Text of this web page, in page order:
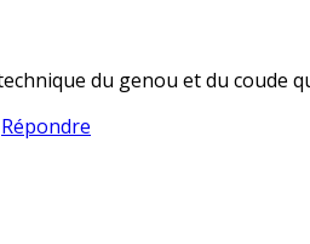
du genou et du coude
Répondre